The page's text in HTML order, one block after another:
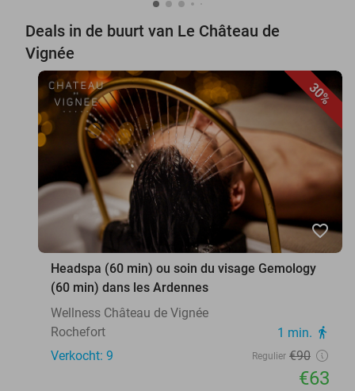
Deals in de buurt van Le Château de
Vignée
30%
favorite_border
Headspa (60 min) ou soin du visage Gemology
(60 min) dans les Ardennes
Wellness Château de Vignée
Rochefort
1 min. directions_walk
Verkocht: 9 Regulier €90
€63